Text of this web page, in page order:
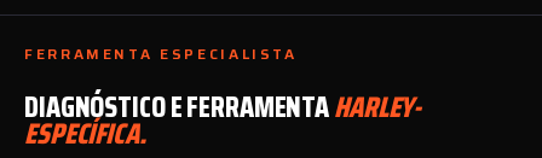
FERRAMENTA ESPECIALISTA
DIAGNÓSTICO E FERRAMENTAHARLEY-
ESPECÍFICA.